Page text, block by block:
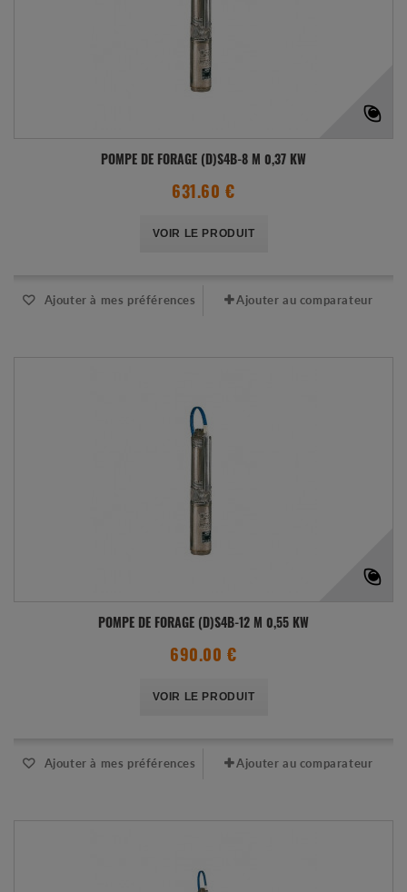
POMPE DE FORAGE (D)S4B-8 M 0,37 KW
631.60 €
VOIR LE PRODUIT
Ajouter à mes préférences Ajouter au comparateur
POMPE DE FORAGE (D)S4B-12 M 0,55 KW
690.00 €
VOIR LE PRODUIT
Ajouter à mes préférences Ajouter au comparateur